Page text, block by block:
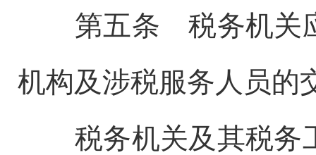
第五条 税务机关应
机构及涉税服务人员的
税务机关及其税务